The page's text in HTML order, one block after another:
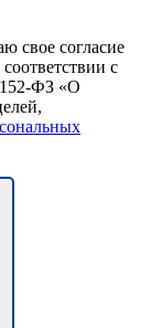
свое согласие
с
ФЗ «О